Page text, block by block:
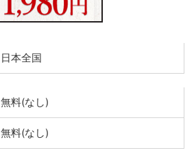
日本全国
無料(なし)
無料(なし)